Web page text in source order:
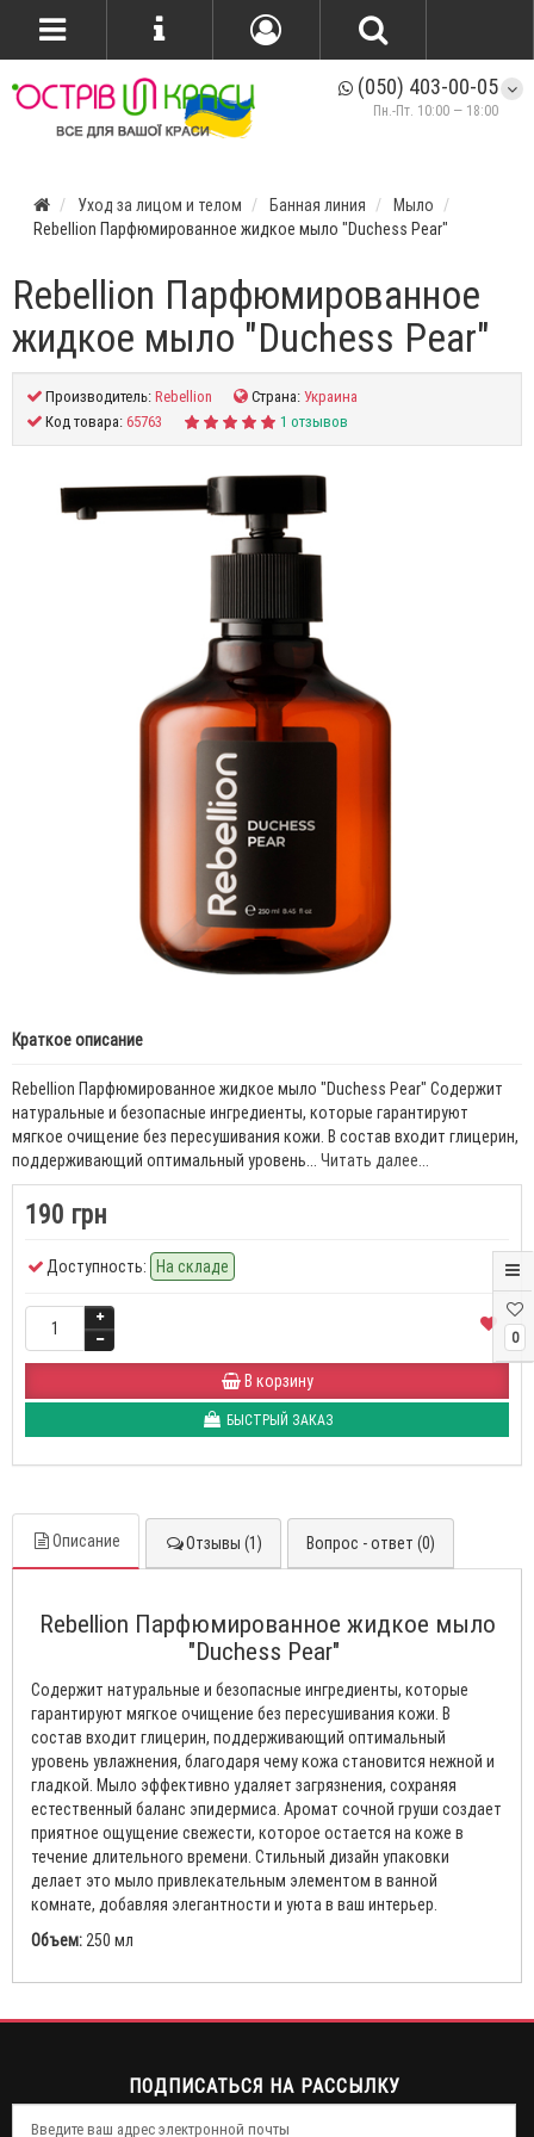
0
(050) 403-00-05
Пн.-Пт. 10:00 — 18:00
Уход за лицом и телом Банная линия
Мыло
Rebellion Парфюмированное жидкое мыло "Duchess Pear"
Rebellion Парфюмированное
жидкое мыло "Duchess Pear"
Производитель:Rebellion Страна:Украина
Код товара:65763 1 отзывов
Краткое описание
Rebellion Парфюмированное жидкое мыло "Duchess Pear" Содержит
натуральные и безопасные ингредиенты, которые гарантируют
мягкое очищение без пересушивания кожи. В состав входит глицерин,
поддерживающий оптимальный уровень... Читать далее...
190 грн
Доступность: На складе
В корзину
БЫСТРЫЙ ЗАКАЗ
Описание Отзывы (1) Вопрос - ответ (0)
Rebellion Парфюмированное жидкое мыло
"Duchess Pear"
Содержит натуральные и безопасные ингредиенты, которые
гарантируют мягкое очищение без пересушивания кожи. В
состав входит глицерин, поддерживающий оптимальный
уровень увлажнения, благодаря чему кожа становится нежной и
гладкой. Мыло эффективно удаляет загрязнения, сохраняя
естественный баланс эпидермиса. Аромат сочной груши создает
приятное ощущение свежести, которое остается на коже в
течение длительного времени. Стильный дизайн упаковки
делает это мыло привлекательным элементом в ванной
комнате, добавляя элегантности и уюта в ваш интерьер.
Объем: 250 мл
ПОДПИСАТЬСЯ НА РАССЫЛКУ